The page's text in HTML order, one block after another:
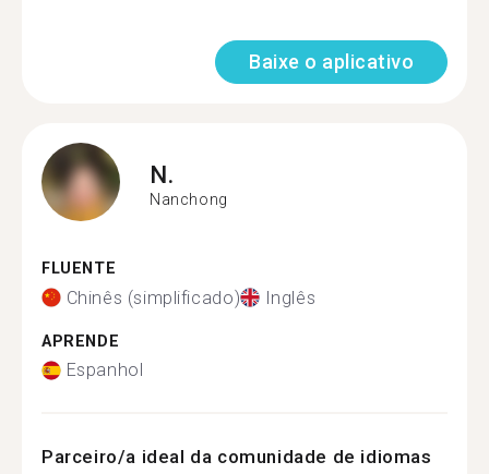
Baixe o aplicativo
N.
Nanchong
FLUENTE
Chinês (simplificado) Inglês
APRENDE
Espanhol
Parceiro/a ideal da comunidade de idiomas